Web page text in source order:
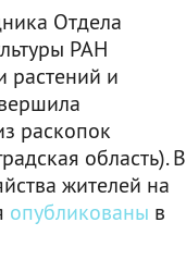
Отдела
РАН
растений и
раскопок
область). В
жителей на
опубликованы в